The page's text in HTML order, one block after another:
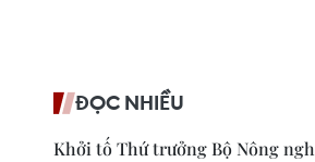
ĐỌC NHIỀU
Khởi tố Thứ trưởng Bộ Nông